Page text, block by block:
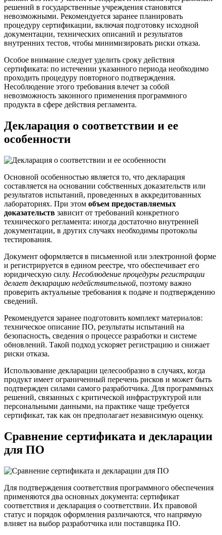
решений в государственные учреждения становятся
невозможными. Рекомендуется заранее планировать
процедуру сертификации, включая подготовку исходной
документации, технических описаний и результатов
внутренних тестов, чтобы минимизировать риски отказа.
Особое внимание следует уделить сроку действия
сертификата: по истечении указанного периода необходимо
проходить процедуру повторного подтверждения.
Несоблюдение этого требования влечет за собой
невозможность законного применения программного
продукта в сфере действия регламента.
Декларация о соответствии и ее
особенности
Основной особенностью является то, что декларация
составляется на основании собственных доказательств или
результатов испытаний, проведенных в аккредитованных
лабораториях. При этом объем предоставляемых
доказательств зависит от требований конкретного
технического регламента: иногда достаточно внутренней
документации, в других случаях необходимы протоколы
тестирования.
Документ оформляется в письменной или электронной форме
и регистрируется в едином реестре, что обеспечивает его
юридическую силу. Несоблюдение процедуры регистрации
делает декларацию недействительной, поэтому важно
проверить актуальные требования к подаче и подтверждению
сведений.
Рекомендуется заранее подготовить комплект материалов:
техническое описание ПО, результаты испытаний на
безопасность, сведения о процессе разработки и системе
обновлений. Такой подход ускоряет регистрацию и снижает
риски отказа.
Использование декларации целесообразно в случаях, когда
продукт имеет ограниченный перечень рисков и может быть
подтвержден силами самого разработчика. Для программных
решений, связанных с критической инфраструктурой или
персональными данными, на практике чаще требуется
сертификат, так как он предполагает независимую оценку.
Сравнение сертификата и декларации
для ПО
Для подтверждения соответствия программного обеспечения
применяются два основных документа: сертификат
соответствия и декларация о соответствии. Их правовой
статус и порядок оформления различаются, что напрямую
влияет на выбор разработчика или поставщика ПО.